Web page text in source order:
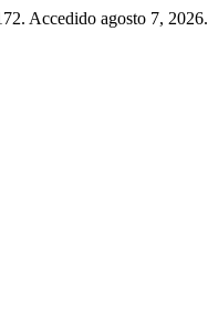
Accedido agosto 7, 2026.